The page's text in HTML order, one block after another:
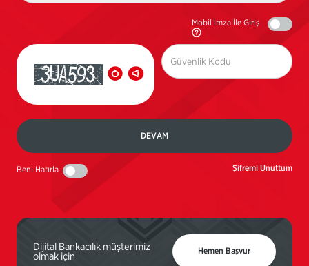
Mobil İmza İle Giriş
DEVAM
Beni Hatırla Şifremi Unuttum
Dijital Bankacılık müşterimiz
olmak için Hemen Başvur